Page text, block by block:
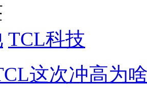
TCL科技
这次冲高为